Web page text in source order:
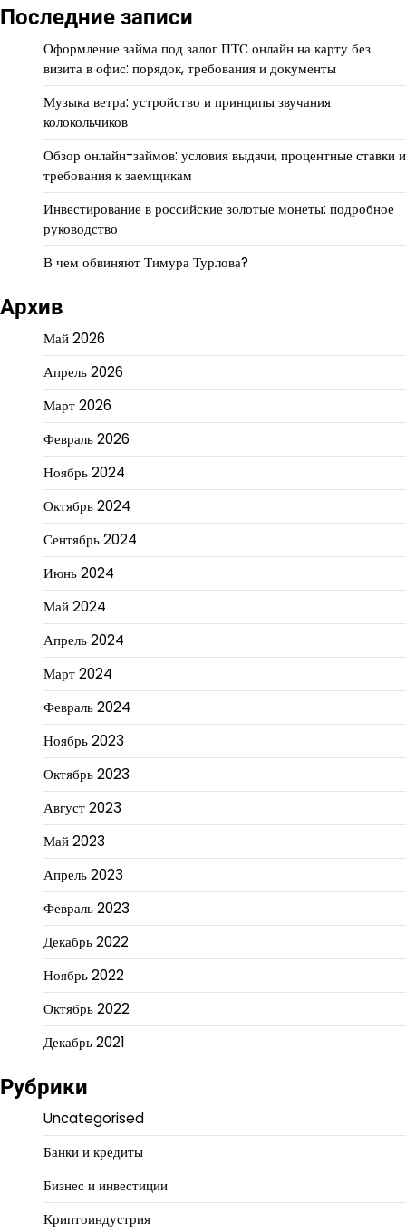
Последние записи
Оформление займа под залог ПТС онлайн на карту без
визита в офис: порядок, требования и документы
Музыка ветра: устройство и принципы звучания
колокольчиков
Обзор онлайн-займов: условия выдачи, процентные ставки и
требования к заемщикам
Инвестирование в российские золотые монеты: подробное
руководство
В чем обвиняют Тимура Турлова?
Архив
Май 2026
Апрель 2026
Март 2026
Февраль 2026
Ноябрь 2024
Октябрь 2024
Сентябрь 2024
Июнь 2024
Май 2024
Апрель 2024
Март 2024
Февраль 2024
Ноябрь 2023
Октябрь 2023
Август 2023
Май 2023
Апрель 2023
Февраль 2023
Декабрь 2022
Ноябрь 2022
Октябрь 2022
Декабрь 2021
Рубрики
Uncategorised
Банки и кредиты
Бизнес и инвестиции
Криптоиндустрия